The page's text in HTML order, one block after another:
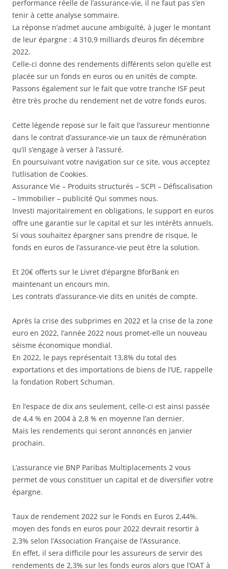
performance réelle de l’assurance-vie, il ne faut pas s’en
tenir à cette analyse sommaire.
La réponse n’admet aucune ambiguïté, à juger le montant
de leur épargne : 4 310,9 milliards d’euros fin décembre
2022.
Celle-ci donne des rendements différents selon qu’elle est
placée sur un fonds en euros ou en unités de compte.
Passons également sur le fait que votre tranche ISF peut
être très proche du rendement net de votre fonds euros.
Cette légende repose sur le fait que l’assureur mentionne
dans le contrat d’assurance-vie un taux de rémunération
qu’il s’engage à verser à l’assuré.
En poursuivant votre navigation sur ce site, vous acceptez
l’utlisation de Cookies.
Assurance Vie – Produits structurés – SCPI – Défiscalisation
– Immobilier – publicité Qui sommes nous.
Investi majoritairement en obligations, le support en euros
offre une garantie sur le capital et sur les intérêts annuels.
Si vous souhaitez épargner sans prendre de risque, le
fonds en euros de l’assurance-vie peut être la solution.
Et 20€ offerts sur le Livret d’épargne BforBank en
maintenant un encours min.
Les contrats d’assurance-vie dits en unités de compte.
Après la crise des subprimes en 2022 et la crise de la zone
euro en 2022, l’année 2022 nous promet-elle un nouveau
séisme économique mondial.
En 2022, le pays représentait 13,8% du total des
exportations et des importations de biens de l’UE, rappelle
la fondation Robert Schuman.
En l’espace de dix ans seulement, celle-ci est ainsi passée
de 4,4 % en 2004 à 2,8 % en moyenne l’an dernier.
Mais les rendements qui seront annoncés en janvier
prochain.
L’assurance vie BNP Paribas Multiplacements 2 vous
permet de vous constituer un capital et de diversifier votre
épargne.
Taux de rendement 2022 sur le Fonds en Euros 2,44%.
moyen des fonds en euros pour 2022 devrait resortir à
2,3% selon l’Association Française de l’Assurance.
En effet, il sera difficile pour les assureurs de servir des
rendements de 2,3% sur les fonds euros alors que l’OAT à